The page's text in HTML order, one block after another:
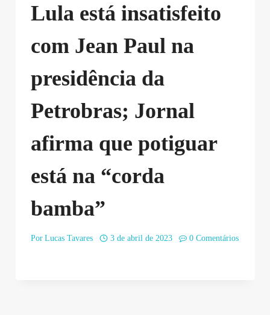
Lula está insatisfeito
com Jean Paul na
presidência da
Petrobras; Jornal
afirma que potiguar
está na “corda
bamba”
Por Lucas Tavares 3 de abril de 2023 0 Comentários